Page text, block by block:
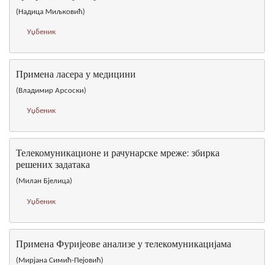
(Надица Миљковић)
Уџбеник
Примена ласера у медицини
(Владимир Арсоски)
Уџбеник
Телекомуникационе и рачунарске мреже: збирка
решених задатака
(Милан Бјелица)
Уџбеник
Примена Фуријеове анализе у телекомуникацијама
(Мирјана Симић-Пејовић)